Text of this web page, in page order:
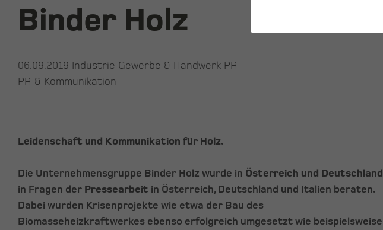
Binder Holz
06.09.2019 Industrie Gewerbe & Handwerk PR
PR & Kommunikation
Leidenschaft und Kommunikation für Holz.
Die Unternehmensgruppe Binder Holz wurde in Österreich und Deutschland
in Fragen der Pressearbeit in Österreich, Deutschland und Italien beraten.
Dabei wurden Krisenprojekte wie etwa der Bau des
Biomasseheizkraftwerkes ebenso erfolgreich umgesetzt wie beispielsweise